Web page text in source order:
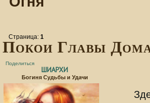
Покои Главы
Страница:1
Поделиться
ШИАРХИ
Богиня Судьбы и Удачи